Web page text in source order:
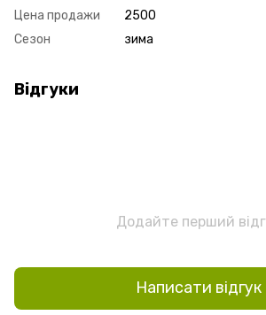
Цена продажи
2500
Сезон
зима
Відгуки
Додайте перший
Написати відгук